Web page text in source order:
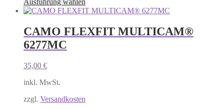
Produkt
mehrere
Varianten
CAMO FLEXFIT MULTICAM®
6277MC
35,00 €
inkl. MwSt.
zzgl. Versandkosten